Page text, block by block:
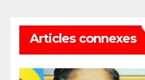
Articles connexes